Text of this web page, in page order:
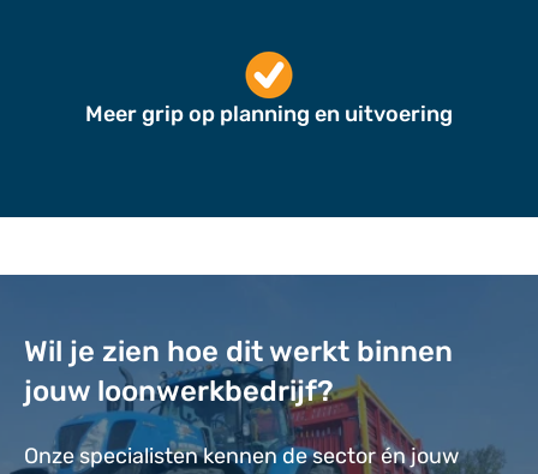
Meer grip op planning en uitvoering
Wil je zien hoe dit werkt binnen
jouw loonwerkbedrijf?
Onze specialisten kennen de sector én jouw